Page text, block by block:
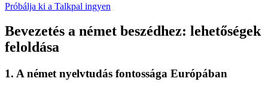
Próbálja ki a Talkpal ingyen
Bevezetés a német beszédhez: lehetőségek
feloldása
1. A német nyelvtudás fontossága Európában